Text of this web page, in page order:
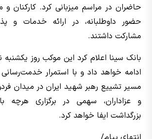
حاضران در مراسم میزبانی کرد. کارکنان و
حضور داوطلبانه، در ارائه خدمات و
مشارکت داشتند.
بانک سینا اعلام کرد این موکب روز یکشنبه
ادامه خواهد داد و با استمرار
مسیر تشییع رهبر شهید ایران در میدان
و عزاداران، سهمی در برگزاری هرچه
بزرگداشت ایفا خواهد کرد.